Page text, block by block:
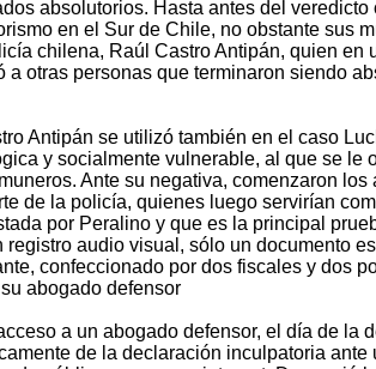
absolutorios. Hasta antes del
en el Sur de Chile, no obstante sus
chilena, Raúl Castro Antipán, quien en
a otras personas que terminaron siendo
Antipán se utilizó también en el caso
y socialmente vulnerable, al que se le
Ante su negativa, comenzaron
de la policía, quienes luego servirían
por Peralino y que es la principal
audio visual, sólo un documento
confeccionado por dos fiscales y dos
abogado defensor
a un abogado defensor, el día de la
de la declaración inculpatoria